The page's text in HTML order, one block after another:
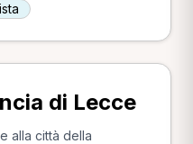
di Lecce
alla città della